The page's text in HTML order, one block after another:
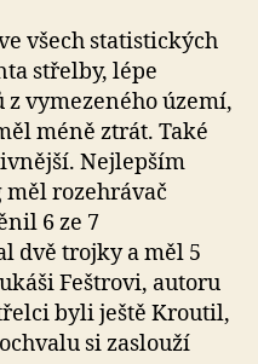
všech statistických
střelby, lépe
vymezeného území,
méně ztrát. Také
Nejlepším
rozehrávač
6 ze 7
dvě trojky a měl 5
Feštrovi, autoru
byli ještě Kroutil,
si zaslouží